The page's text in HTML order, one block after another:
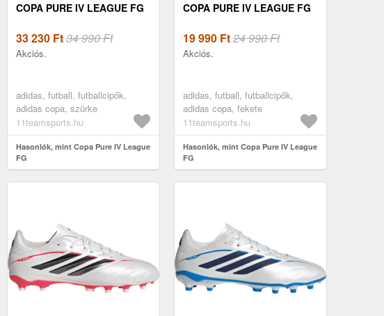
COPA PURE IV LEAGUE FG
33 230 Ft34 990 Ft
Akciós.
adidas, futball, futballcipők,
adidas copa, szürke
11teamsports.hu
Hasonlók, mint Copa Pure IV League
FG
COPA PURE IV LEAGUE FG
19 990 Ft24 990 Ft
Akciós.
adidas, futball, futballcipők,
adidas copa, fekete
11teamsports.hu
Hasonlók, mint Copa Pure IV League
FG